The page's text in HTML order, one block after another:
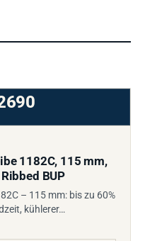
1182C, 115 mm,
BUP
– 115 mm: bis zu 60%
kühlerer…